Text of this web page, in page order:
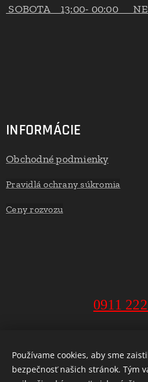
SOBOTA 13:00- 00:00
INFORMÁCIE
Obchodné podmienky
Pravidlá ochrany súkromia
Ceny rozvozu
0911
MarketExpress - donáška alko a
Cookies
Používame cookies, aby sme
bezpečnosť našich stránok. Tým